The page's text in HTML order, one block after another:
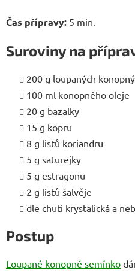
Čas přípravy: 5 min.
Suroviny na
200 g loupaných
100 ml konopného oleje
20 g bazalky
15 g kopru
8 g listů koriandru
5 g saturejky
5 g estragonu
2 g listů šalvěje
dle chuti krystalická a
Postup
Loupané konopné semínko